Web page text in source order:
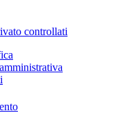
controllati